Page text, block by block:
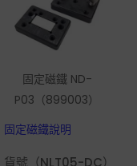
固定磁鐵 ND-
P03（899003）
固定磁鐵說明
貨號（NLT05-DC）